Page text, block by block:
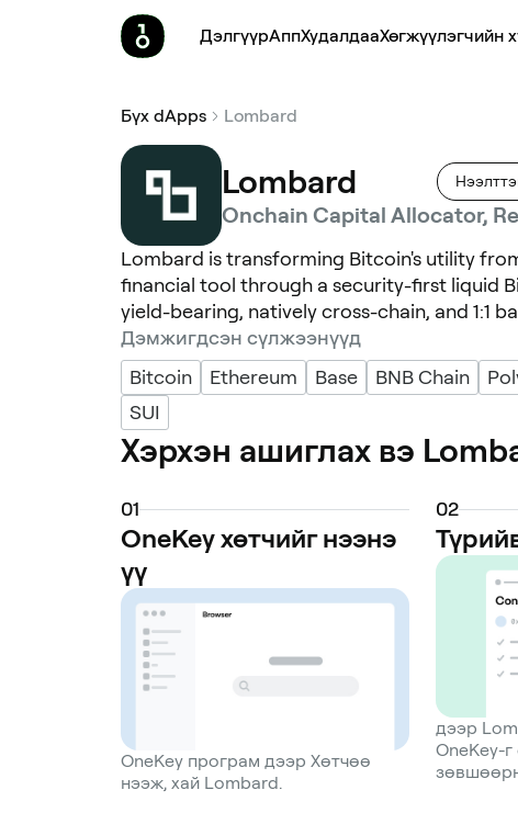
ДэлгүүрАппХудалдааХөгжүүлэгчийн
Бүх dApps Lombard
Lombard
Onchain Capital Allocator,
Lombard is transforming Bitcoin's utility
financial tool through a security-first liquid
yield-bearing, natively cross-chain, and 1:1
Дэмжигдсэн сүлжээнүүд
Bitcoin
Ethereum Base BNB Chain
SUI
Хэрхэн ашиглах вэ
01
OneKey хөтчийг нээнэ
үү
OneKey програм дээр Хөтчөө
нээж, хай Lombard.
02
дээр
OneKey-